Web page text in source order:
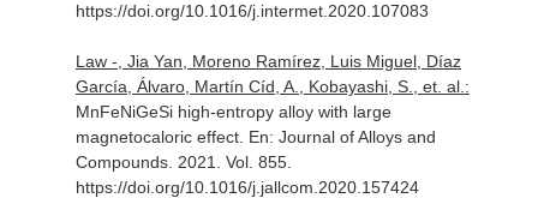
https://doi.org/10.1016/j.intermet.2020.107083
Law -, Jia Yan, Moreno Ramírez, Luis Miguel, Díaz
García, Álvaro, Martín Cíd, A., Kobayashi, S., et. al.:
MnFeNiGeSi high-entropy alloy with large
magnetocaloric effect. En: Journal of Alloys and
Compounds. 2021. Vol. 855.
https://doi.org/10.1016/j.jallcom.2020.157424